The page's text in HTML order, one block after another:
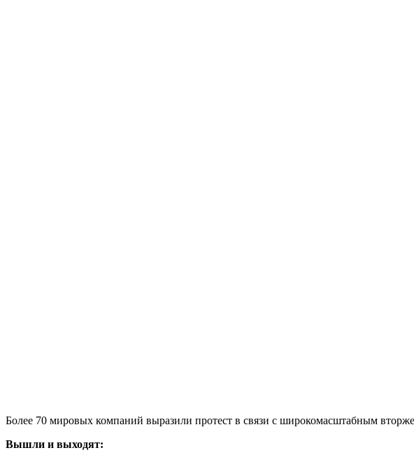
Более 70 мировых компаний выразили протест в связи с широкомасштабным
Вышли и выходят: